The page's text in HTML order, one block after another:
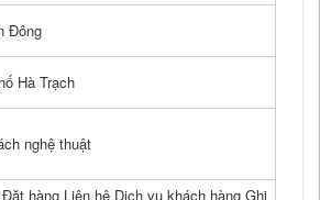
Đông
Hà Trạch
nghệ thuật
hàng Liên hệ Dịch vụ khách hàng Ghi